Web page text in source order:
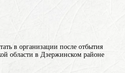
в организации после отбытия
области в Дзержинском районе